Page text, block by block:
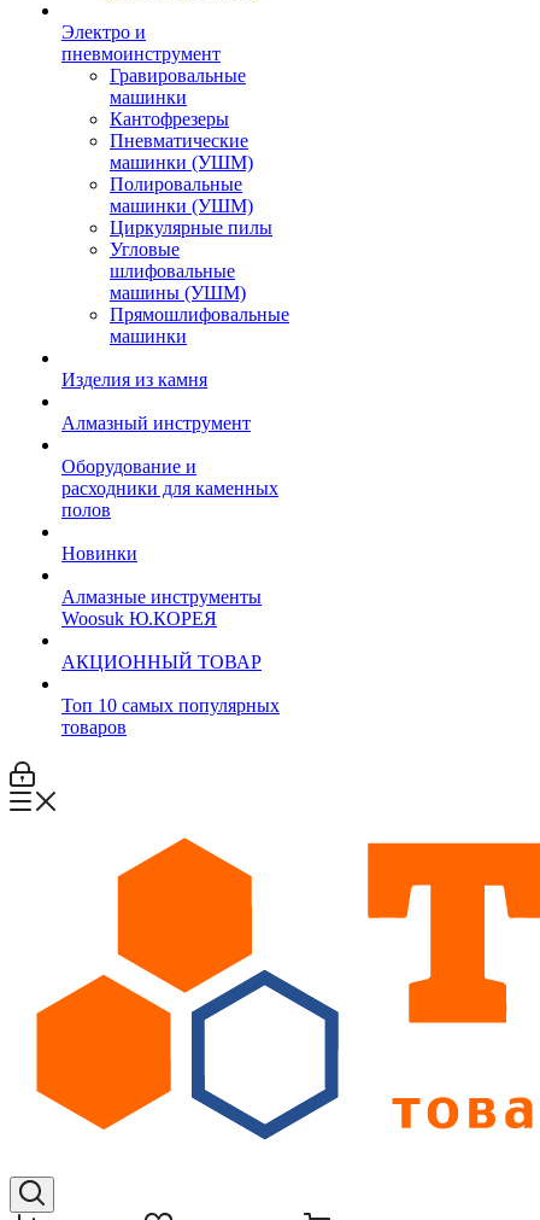
Электро и
пневмоинструмент
Гравировальные
машинки
Кантофрезеры
Пневматические
машинки (УШМ)
Полировальные
машинки (УШМ)
Циркулярные пилы
Угловые
шлифовальные
машины (УШМ)
Прямошлифовальные
машинки
Изделия из камня
Алмазный инструмент
Оборудование и
расходники для каменных
полов
Новинки
Алмазные инструменты
Woosuk Ю.КОРЕЯ
АКЦИОННЫЙ ТОВАР
Топ 10 самых популярных
товаров